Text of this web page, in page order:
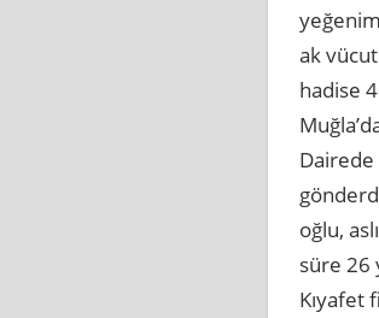
ak
hadise
Dairede
oğlu,
süre 26
Kıyafet